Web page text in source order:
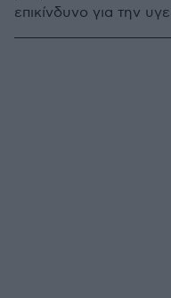
επικίνδυνο για την